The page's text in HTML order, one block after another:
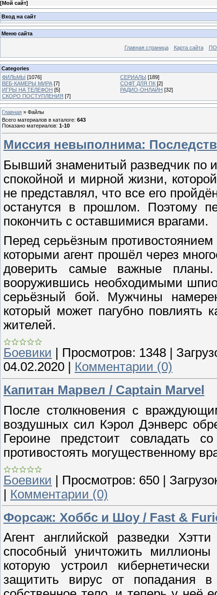
[Мой сайт]
Вход на сайт
Меню сайта
Главная страница Карта сайта
Categories
ФИЛЬМЫ [1076] СЕРИАЛЫ [189]
ВЕБ-КАМЕРЫ МИРА [7] СОФТ ДЛЯ ПК [2]
ИГРЫ НА ТЕЛЕФОН [5] РАДИО-ОНЛАЙН [32]
СКОРО ПОСТУПЛЕНИЯ [7]
Главная » Файлы
Всего материалов в каталоге: 643
Показано материалов: 1-10
Миссия невыполнима:
Бывший знаменитый разведчик по
спокойной и мирной жизни,
не представлял, что все его
останутся в прошлом. Поэтому
покончить с оставшимися врагами.
Перед серьёзным
которыми агент прошёл через
доверить самые важные
вооружившись необходимыми
серьёзный бой. Мужчины
который может пагубно повлиять
жителей.
Боевики Просмотров: 1348
04.02.2020
Комментарии (0)
Капитан Марвел / Captain Marvel
После столкновения с
воздушных сил Кэрол Дэнверс
Героине предстоит совладать
противостоять могущественному
Боевики Просмотров: 650
Комментарии (0)
Форсаж: Хоббс и Шоу / Fast &
Агент английской разведки
способный уничтожить
которую устроил
защитить вирус от попадания